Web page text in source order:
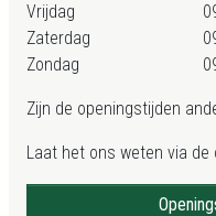
Vrijdag
Zaterdag
Zondag
Zijn de openingstijden
Laat het ons weten via